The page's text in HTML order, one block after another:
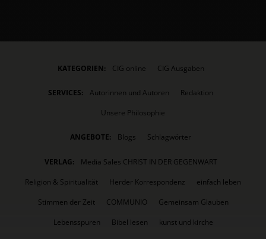
KATEGORIEN: CIG online CIG Ausgaben
SERVICES: Autorinnen und Autoren
Redaktion
Unsere Philosophie
ANGEBOTE: Blogs Schlagwörter
VERLAG:
Media Sales CHRIST IN DER GEGENWART
Religion & Spiritualität
Herder Korrespondenz
einfach leben
Stimmen der Zeit
COMMUNIO
Gemeinsam Glauben
Lebensspuren
Bibel lesen kunst und kirche